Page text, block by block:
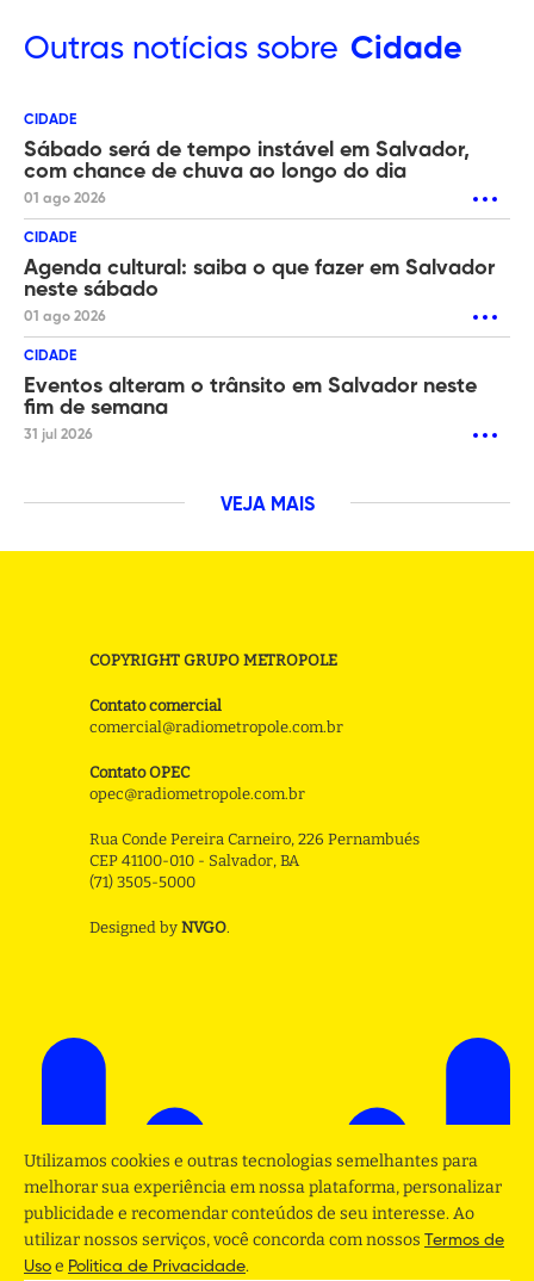
Outras notícias sobre Cidade
CIDADE
Sábado será de tempo instável em Salvador,
com chance de chuva ao longo do dia
01 ago 2026
CIDADE
Agenda cultural: saiba o que fazer em Salvador
neste sábado
01 ago 2026
CIDADE
Eventos alteram o trânsito em Salvador neste
fim de semana
31 jul 2026
VEJA MAIS
COPYRIGHT GRUPO METROPOLE
Contato comercial
comercial@radiometropole.com.br
Contato OPEC
opec@radiometropole.com.br
Rua Conde Pereira Carneiro, 226 Pernambués
CEP 41100-010 - Salvador, BA
(71) 3505-5000
Designed by NVGO.
Utilizamos cookies e outras tecnologias semelhantes para
melhorar sua experiência em nossa plataforma, personalizar
publicidade e recomendar conteúdos de seu interesse. Ao
utilizar nossos serviços, você concorda com nossos Termos de
Uso e Politica de Privacidade.